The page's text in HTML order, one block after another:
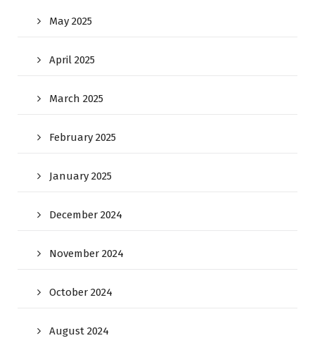
May 2025
April 2025
March 2025
February 2025
January 2025
December 2024
November 2024
October 2024
August 2024